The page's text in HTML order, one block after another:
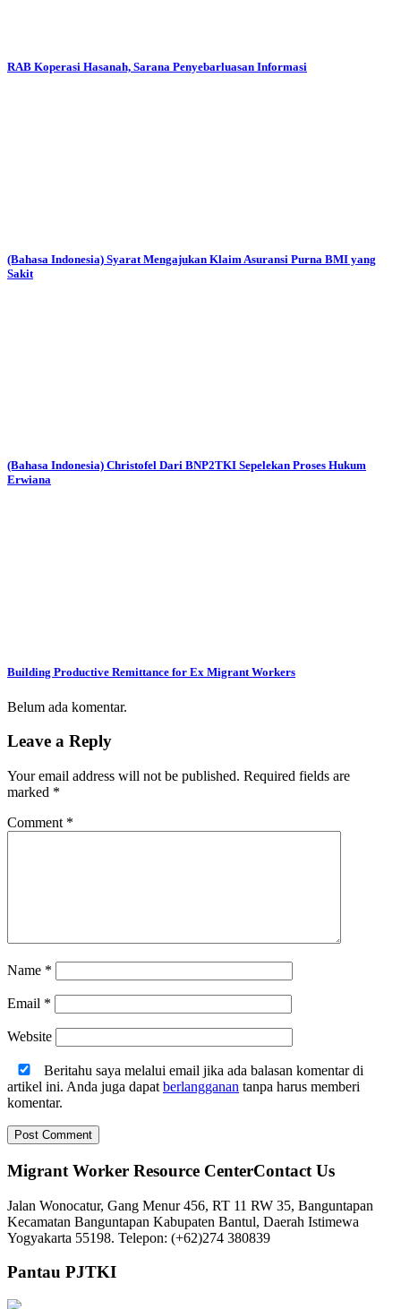
RAB Koperasi Hasanah, Sarana Penyebarluasan Informasi
(Bahasa Indonesia) Syarat Mengajukan Klaim Asuransi Purna BMI yang
Sakit
(Bahasa Indonesia) Christofel Dari BNP2TKI Sepelekan Proses Hukum
Erwiana
Building Productive Remittance for Ex Migrant Workers
Belum ada komentar.
Leave a Reply
Your email address will not be published. Required fields are
marked *
Comment *
Name *
Email *
Website
Beritahu saya melalui email jika ada balasan komentar di
artikel ini. Anda juga dapat berlangganan tanpa harus memberi
komentar.
Migrant Worker Resource CenterContact Us
Jalan Wonocatur, Gang Menur 456, RT 11 RW 35, Banguntapan
Kecamatan Banguntapan Kabupaten Bantul, Daerah Istimewa
Yogyakarta 55198. Telepon: (+62)274 380839
Pantau PJTKI